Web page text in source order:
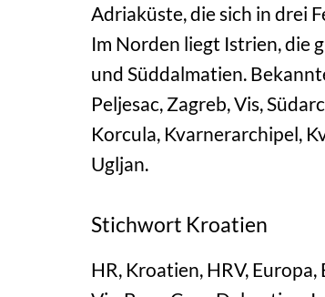
Adriaküste, die sich in drei
Im Norden liegt Istrien, die
und Süddalmatien.
Peljesac, Zagreb, Vis,
Korcula, Kvarnerarchipel,
Ugljan.
Stichwort Kroatien
HR, Kroatien, HRV,